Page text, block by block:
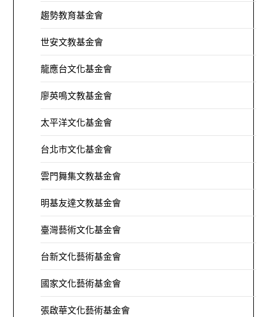
趨勢教育基金會
世安文教基金會
龍應台文化基金會
廖英鳴文教基金會
太平洋文化基金會
台北市文化基金會
雲門舞集文教基金會
明基友達文教基金會
臺灣藝術文化基金會
台新文化藝術基金會
國家文化藝術基金會
張啟華文化藝術基金會